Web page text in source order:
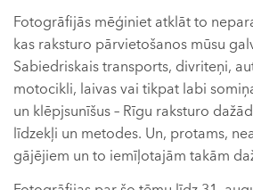
Fotogrāfijās mēģiniet atklāt to
kas raksturo pārvietošanos mūsu
Sabiedriskais transports, divriteņi,
motocikli, laivas vai tikpat labi
un klēpjsunīšus – Rīgu raksturo
līdzekļi un metodes. Un, protams,
gājējiem un to iemīļotajām takām